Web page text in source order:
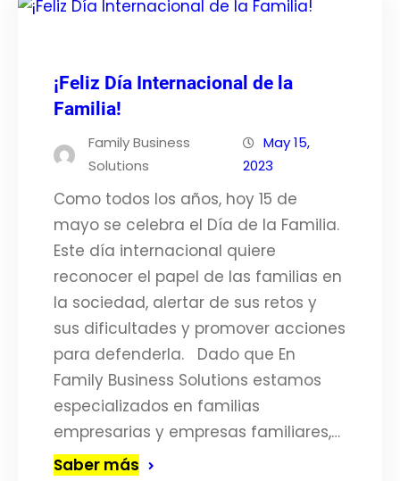
¡Feliz Día Internacional de la
Familia!
Family Business
Solutions
May 15,
2023
Como todos los años, hoy 15 de
mayo se celebra el Día de la Familia.
Este día internacional quiere
reconocer el papel de las familias en
la sociedad, alertar de sus retos y
sus dificultades y promover acciones
para defenderla. Dado que En
Family Business Solutions estamos
especializados en familias
empresarias y empresas familiares,…
Saber más